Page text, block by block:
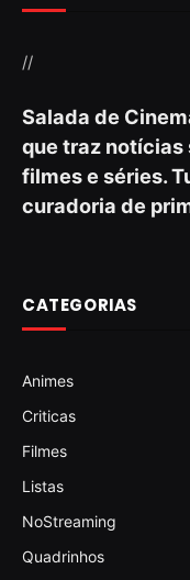
//
Salada de
que traz notícias
filmes e séries.
curadoria de
CATEGORIAS
Animes
Criticas
Filmes
Listas
NoStreaming
Quadrinhos